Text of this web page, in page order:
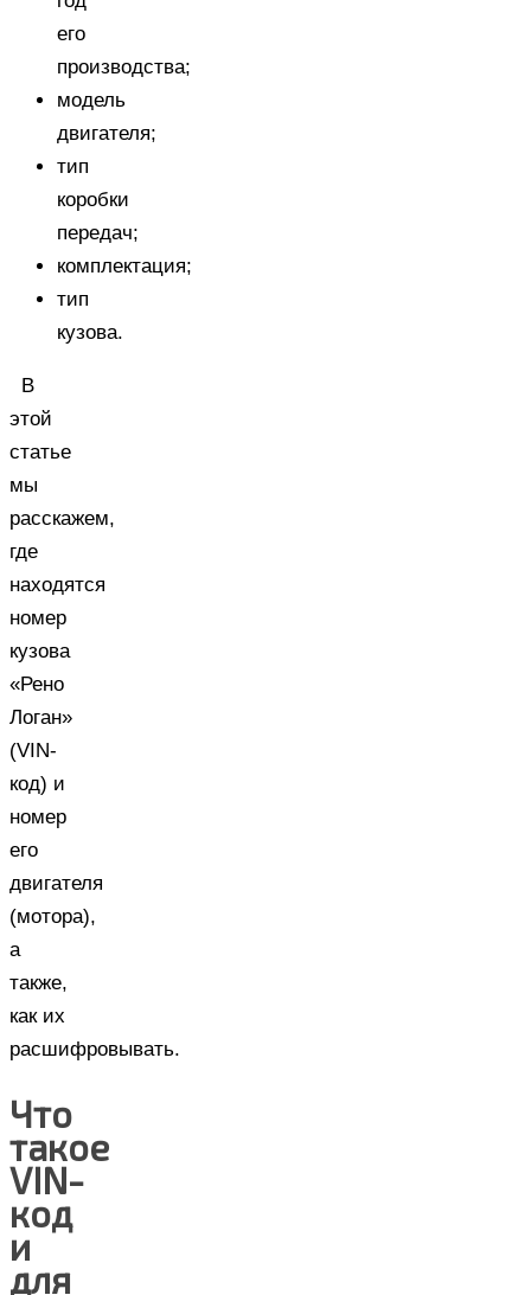
его
производства;
модель
двигателя;
тип
коробки
передач;
комплектация;
тип
кузова.
В
этой
статье
мы
расскажем,
где
находятся
номер
кузова
«Рено
Логан»
(VIN-
код) и
номер
его
двигателя
(мотора),
а
также,
как их
расшифровывать.
Что
такое
VIN-
код
и
для